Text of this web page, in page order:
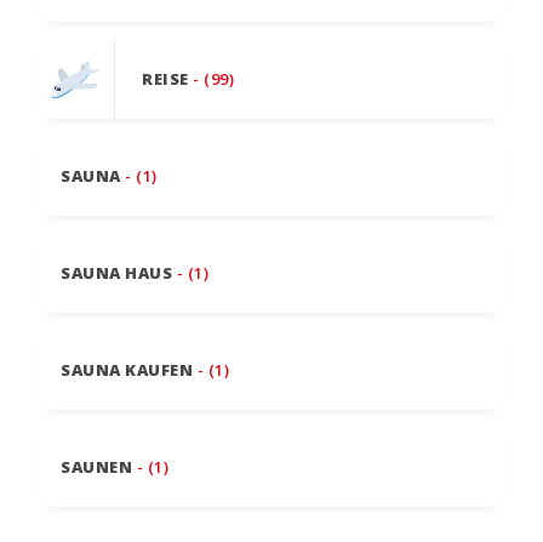
REISE - (99)
SAUNA - (1)
SAUNA HAUS - (1)
SAUNA KAUFEN - (1)
SAUNEN - (1)